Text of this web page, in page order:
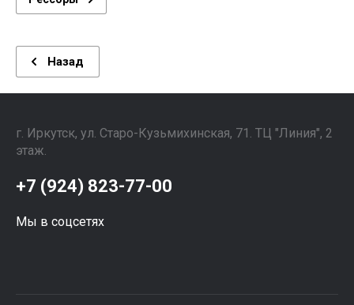
Назад
г. Иркутск, ул. ​Старо-Кузьмихинская, 71. ТЦ "Линия", 2
этаж. ⠀⠀⠀⠀⠀⠀⠀⠀⠀⠀
+7 (924) 823-77-00
Мы в соцсетях